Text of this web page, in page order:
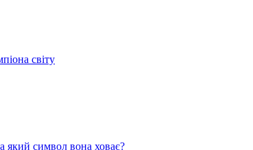
світу
символ вона ховає?